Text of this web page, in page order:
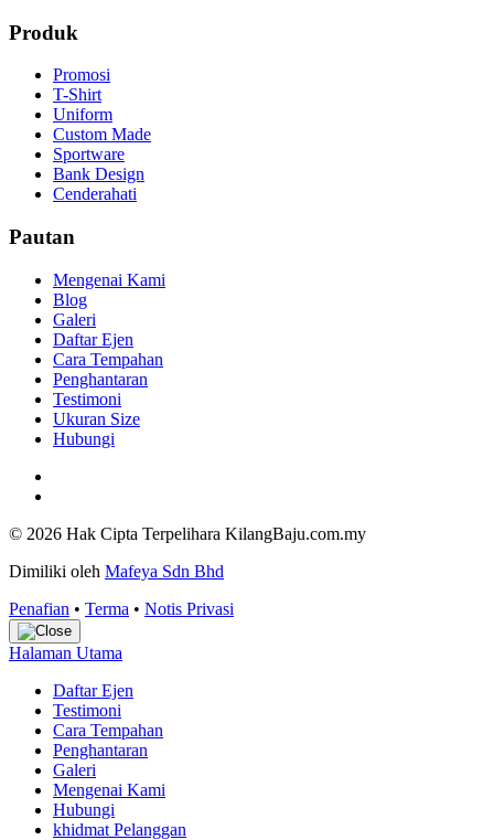
Produk
Promosi
T-Shirt
Uniform
Custom Made
Sportware
Bank Design
Cenderahati
Pautan
Mengenai Kami
Blog
Galeri
Daftar Ejen
Cara Tempahan
Penghantaran
Testimoni
Ukuran Size
Hubungi
© 2026 Hak Cipta Terpelihara KilangBaju.com.my
Dimiliki oleh Mafeya Sdn Bhd
Penafian • Terma • Notis Privasi
Halaman Utama
Daftar Ejen
Testimoni
Cara Tempahan
Penghantaran
Galeri
Mengenai Kami
Hubungi
khidmat Pelanggan